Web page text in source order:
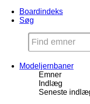
Boardindeks
Søg
Modeljernbaner
Emner
Indlæg
Seneste